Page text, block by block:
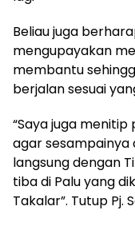
Beliau juga
mengupayakan
membantu
berjalan sesuai
“Saya juga
agar sesampainya
langsung dengan
tiba di Palu yang
Takalar”. Tutup Pj.